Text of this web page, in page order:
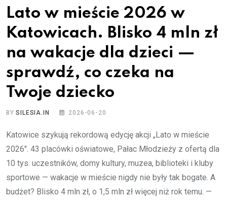
Lato w mieście 2026 w
Katowicach. Blisko 4 mln zł
na wakacje dla dzieci —
sprawdź, co czeka na
Twoje dziecko
BYSILESIA.IN 2026-06-20
Katowice szykują rekordową edycję akcji „Lato w mieście
2026″. 43 placówki oświatowe, Pałac Młodzieży z ofertą dla
10 tys. uczestników, domy kultury, muzea, biblioteki i kluby
sportowe — wakacje w mieście nigdy nie były tak bogate. A
budżet? Blisko 4 mln zł, o 1,5 mln zł więcej niż rok temu. —